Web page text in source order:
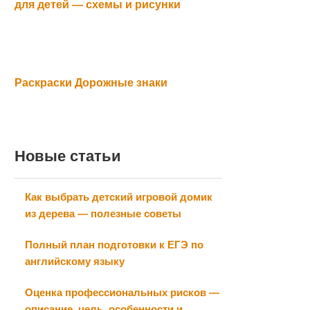
для детей — схемы и рисунки
Раскраски Дорожные знаки
Новые статьи
Как выбрать детский игровой домик
из дерева — полезные советы
Полный план подготовки к ЕГЭ по
английскому языку
Оценка профессиональных рисков —